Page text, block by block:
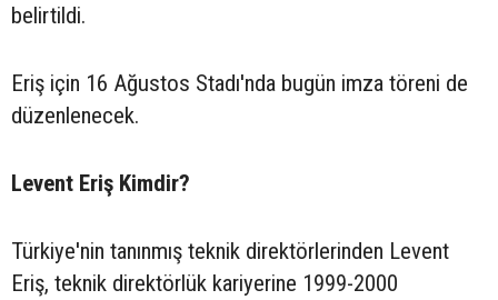
belirtildi.
Eriş için 16 Ağustos Stadı'nda bugün imza töreni de
düzenlenecek.
Levent Eriş Kimdir?
Türkiye'nin tanınmış teknik direktörlerinden Levent
Eriş, teknik direktörlük kariyerine 1999-2000